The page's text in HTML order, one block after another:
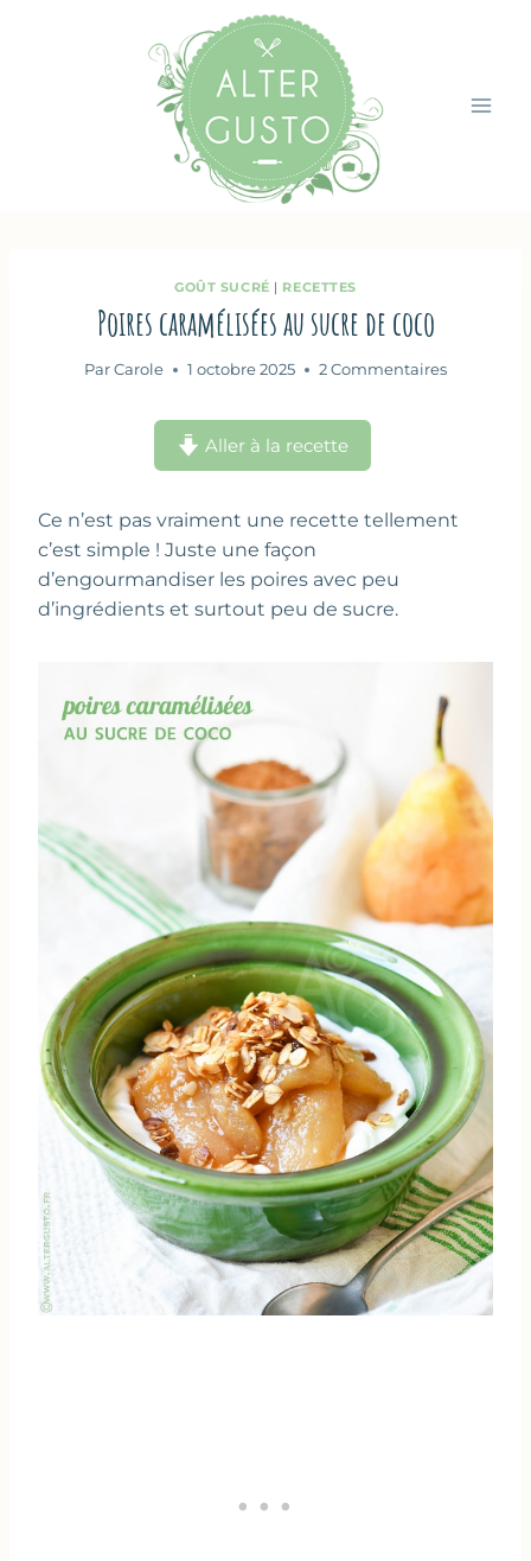
GOÛT SUCRÉ | RECETTES
Poires caramélisées au sucre de coco
Par Carole 1 octobre 2025 2 Commentaires
Aller à la recette
Ce n’est pas vraiment une recette tellement
c’est simple ! Juste une façon
d’engourmandiser les poires avec peu
d’ingrédients et surtout peu de sucre.